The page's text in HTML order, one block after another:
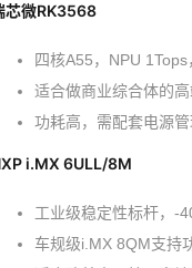
芯微RK3568
四核A55，NPU
适合做商业综合体的
功耗高，需配套电源
i.MX 6ULL/8M
工业级稳定性标杆，-
车规级i.MX 8QM支持